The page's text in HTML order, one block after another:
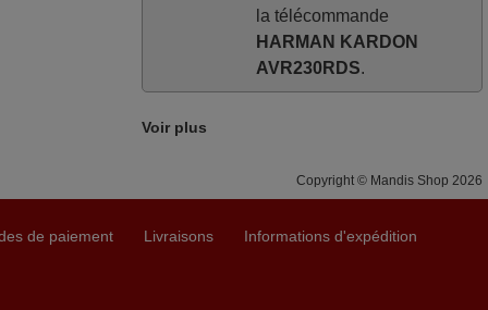
la télécommande
HARMAN KARDON
AVR230RDS.
Voir plus
Copyright © Mandis Shop 2026
de paiement Livraisons
Informations d'expédition